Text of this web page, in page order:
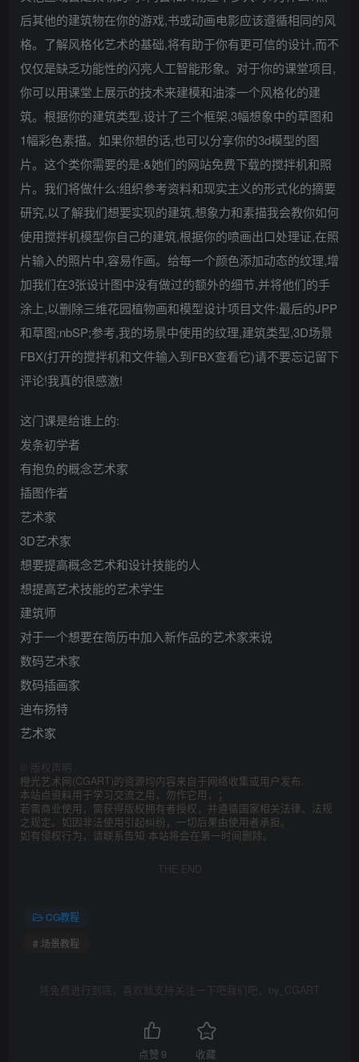
后其他的建筑物在你的游戏,书或动画电影应该遵循相同的风
格。了解风格化艺术的基础,将有助于你有更可信的设计,而不
仅仅是缺乏功能性的闪亮人工智能形象。对于你的课堂项目,
你可以用课堂上展示的技术来建模和油漆一个风格化的建
筑。根据你的建筑类型,设计了三个框架,3幅想象中的草图和
1幅彩色素描。如果你想的话,也可以分享你的3d模型的图
片。这个类你需要的是:&她们的网站免费下载的搅拌机和照
片。我们将做什么:组织参考资料和现实主义的形式化的摘要
研究,以了解我们想要实现的建筑,想象力和素描我会教你如何
使用搅拌机模型你自己的建筑,根据你的喷画出口处理证,在照
片输入的照片中,容易作画。给每一个颜色添加动态的纹理,增
加我们在3张设计图中没有做过的额外的细节,并将他们的手
涂上,以删除三维花园植物画和模型设计项目文件:最后的JPP
和草图;nbSP;参考,我的场景中使用的纹理,建筑类型,3D场景
FBX(打开的搅拌机和文件输入到FBX查看它)请不要忘记留下
评论!我真的很感激!
这门课是给谁上的:
发条初学者
有抱负的概念艺术家
插图作者
艺术家
3D艺术家
想要提高概念艺术和设计技能的人
想提高艺术技能的艺术学生
建筑师
对于一个想要在简历中加入新作品的艺术家来说
数码艺术家
数码插画家
迪布扬特
艺术家
版权声明
橙光艺术网(CGART)的资源均内容来自于网络收集或用户发布.
本站点资料用于学习交流之用，勿作它用，；
若需商业使用，需获得版权拥有者授权，并遵循国家相关法律、法规
之规定。如因非法使用引起纠纷，一切后果由使用者承担。
如有侵权行为，请联系告知 本站将会在第一时间删除。
THE END
CG教程
# 场景教程
将免费进行到底，喜欢就支持关注一下吧我们吧，by_CGART
点赞 9 收藏